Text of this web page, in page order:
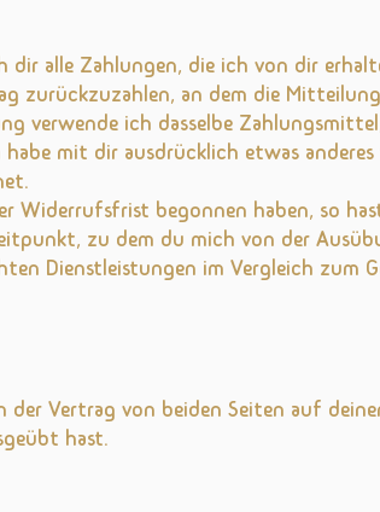
alle Zahlungen, die ich von dir
zurückzuzahlen, an dem die
verwende ich dasselbe
mit dir ausdrücklich etwas
Widerrufsfrist begonnen haben, so
zu dem du mich von der
Dienstleistungen im Vergleich zum
Vertrag von beiden Seiten auf
hast.